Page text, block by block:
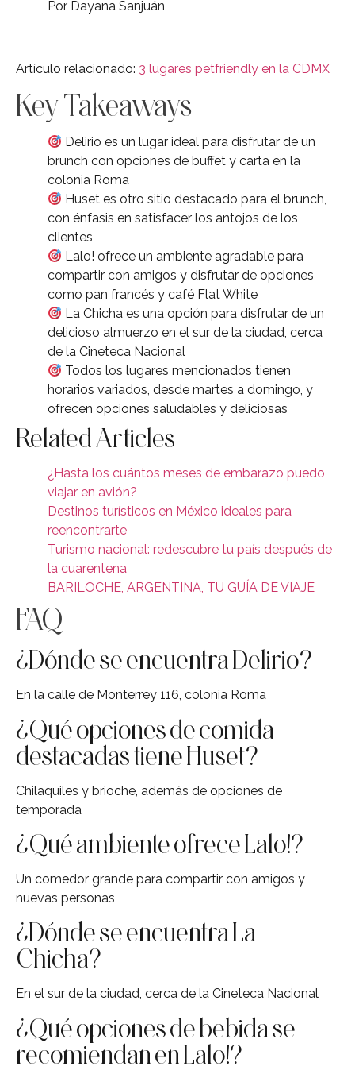
Por Dayana Sanjuán
Artículo relacionado: 3 lugares petfriendly en la CDMX
Key Takeaways
Delirio es un lugar ideal para disfrutar de un
brunch con opciones de buffet y carta en la
colonia Roma
Huset es otro sitio destacado para el brunch,
con énfasis en satisfacer los antojos de los
clientes
Lalo! ofrece un ambiente agradable para
compartir con amigos y disfrutar de opciones
como pan francés y café Flat White
La Chicha es una opción para disfrutar de un
delicioso almuerzo en el sur de la ciudad, cerca
de la Cineteca Nacional
Todos los lugares mencionados tienen
horarios variados, desde martes a domingo, y
ofrecen opciones saludables y deliciosas
Related Articles
¿Hasta los cuántos meses de embarazo puedo
viajar en avión?
Destinos turísticos en México ideales para
reencontrarte
Turismo nacional: redescubre tu país después de
la cuarentena
BARILOCHE, ARGENTINA, TU GUÍA DE VIAJE
FAQ
¿Dónde se encuentra Delirio?
En la calle de Monterrey 116, colonia Roma
¿Qué opciones de comida
destacadas tiene Huset?
Chilaquiles y brioche, además de opciones de
temporada
¿Qué ambiente ofrece Lalo!?
Un comedor grande para compartir con amigos y
nuevas personas
¿Dónde se encuentra La
Chicha?
En el sur de la ciudad, cerca de la Cineteca Nacional
¿Qué opciones de bebida se
recomiendan en Lalo!?